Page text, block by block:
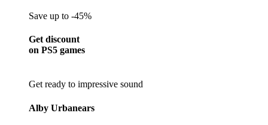
Save up to -45%
Get discount
on PS5 games
Get ready to impressive sound
Alby Urbanears